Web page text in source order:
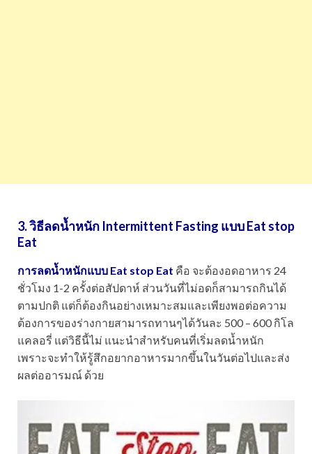
3.วิธีลดน้ำหนัก Intermittent Fasting แบบ Eat stop
Eat
การลดน้ำหนักแบบ Eat stop Eat คือ จะต้องอดอาหาร 24
ชั่วโมง 1-2 ครั้งต่อสัปดาห์ ส่วนวันที่ไม่อดก็สามารถกินได้
ตามปกติ แต่ก็ต้องกินอย่างเหมาะสมและเพียงพอต่อความ
ต้องการของร่างกายสามารถทานๆได้วันละ 500 – 600 กิโล
แคลอรี่ แต่วิธีนี้ไม่ แนะนำสำหรับคนที่เริ่มลดน้ำหนัก
เพราะจะทำให้รู้สึกอยากอาหารมากขึ้นในวันต่อไปและส่ง
ผลต่ออารมณ์ ด้วย